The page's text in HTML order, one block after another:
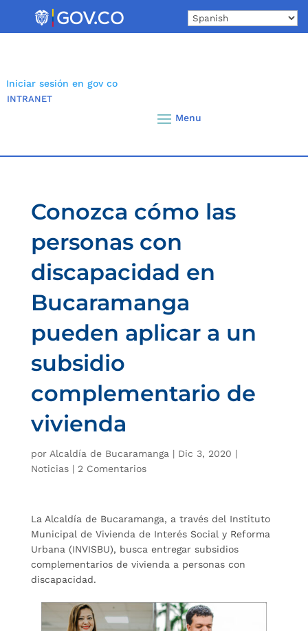
Iniciar sesión en gov co
INTRANET
Conozca cómo las
personas con
discapacidad en
Bucaramanga
pueden aplicar a un
subsidio
complementario de
vivienda
por Alcaldía de Bucaramanga | Dic 3, 2020 |
Noticias| 2 Comentarios
La Alcaldía de Bucaramanga, a través del Instituto
Municipal de Vivienda de Interés Social y Reforma
Urbana (INVISBU), busca entregar subsidios
complementarios de vivienda a personas con
discapacidad.